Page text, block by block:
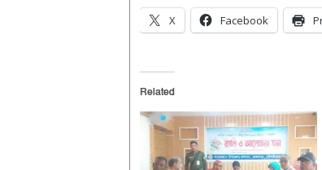
X Facebook
Related